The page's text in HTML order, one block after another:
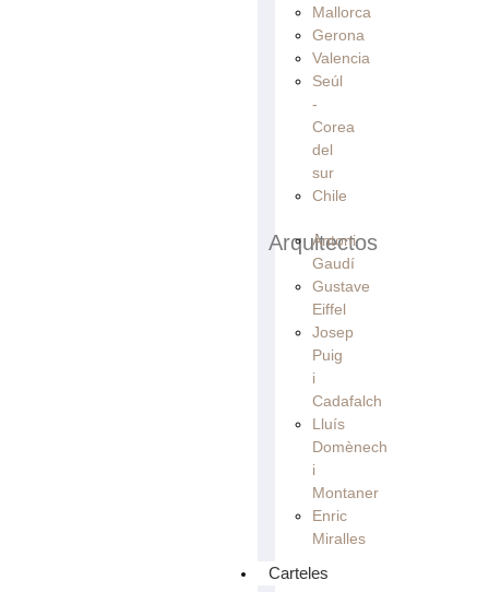
Mallorca
Gerona
Valencia
Seúl
-
Corea
del
sur
Chile
Arquitectos
Antoni
Gaudí
Gustave
Eiffel
Josep
Puig
i
Cadafalch
Lluís
Domènech
i
Montaner
Enric
Miralles
Carteles